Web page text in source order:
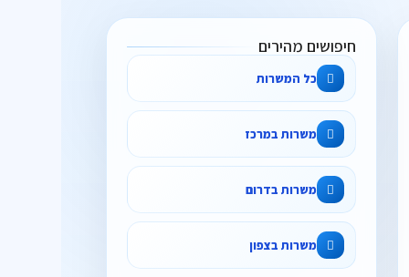
חיפושים מהירים
כל המשרות
משרות במרכז
משרות בדרום
משרות בצפון